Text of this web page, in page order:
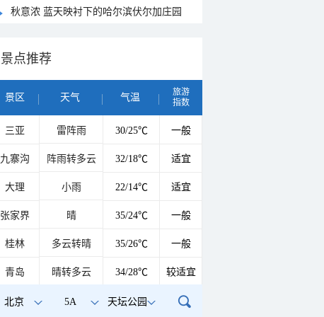
秋意浓 蓝天映衬下的哈尔滨伏尔加庄园
景点推荐
景区 天气 气温
旅游
指数
三亚 雷阵雨 30/25℃ 一般
九寨沟 阵雨转多云 32/18℃ 适宜
大理 小雨 22/14℃ 适宜
张家界 晴 35/24℃ 一般
桂林 多云转晴 35/26℃ 一般
青岛 晴转多云 34/28℃ 较适宜
北京 5A 天坛公园